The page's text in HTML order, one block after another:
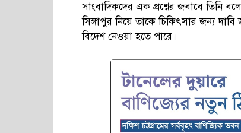
সাংবাদিকদের এক প্রশ্নের জবাবে তিনি
সিঙ্গাপুর নিয়ে তাকে চিকিৎসার জন্য
বিদেশ নেওয়া হতে পারে।